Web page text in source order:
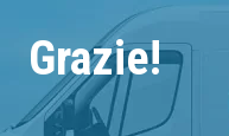
Grazie!